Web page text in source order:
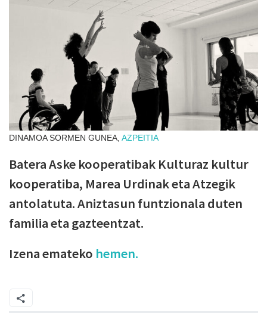
DINAMOA SORMEN GUNEA, AZPEITIA
Batera Aske kooperatibak Kulturaz kultur
kooperatiba, Marea Urdinak eta Atzegik
antolatuta. Aniztasun funtzionala duten
familia eta gazteentzat.
Izena emateko hemen.